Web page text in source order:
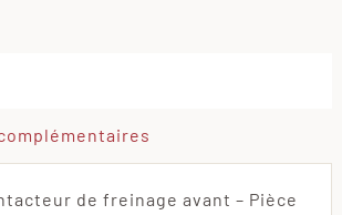
de freinage avant – Pièce